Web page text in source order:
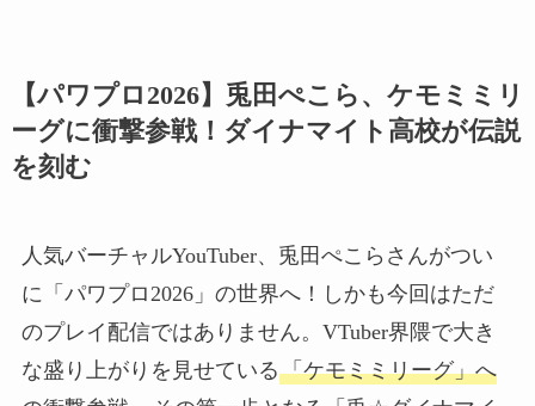
【パワプロ2026】兎田ぺこら、ケモミミリ
ーグに衝撃参戦！ダイナマイト高校が伝説
を刻む
人気バーチャルYouTuber、兎田ぺこらさんがつい
に「パワプロ2026」の世界へ！しかも今回はただ
のプレイ配信ではありません。VTuber界隈で大き
な盛り上がりを見せている「ケモミミリーグ」へ